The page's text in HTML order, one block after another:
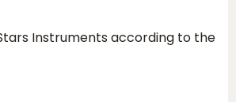
Instruments according to the